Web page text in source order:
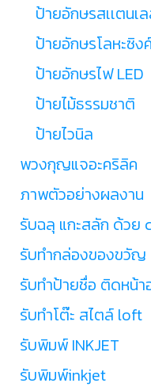
ป้ายอักษรสเเตนเ
ป้ายอักษรโลหะซิง
ป้ายอักษรไฟ LED
ป้ายไม้ธรรมชาติ
ป้ายไวนิล
พวงกุญแจอะคริลิค
ภาพตัวอย่างผลงาน
รับฉลุ แกะสลัก ด้วย
รับทำกล่องของขวัญ
รับทำป้ายชื่อ ติดหน้า
รับทำโต๊ะ สไตล์ loft
รับพิมพ์ INKJET
รับพิมพ์inkjet